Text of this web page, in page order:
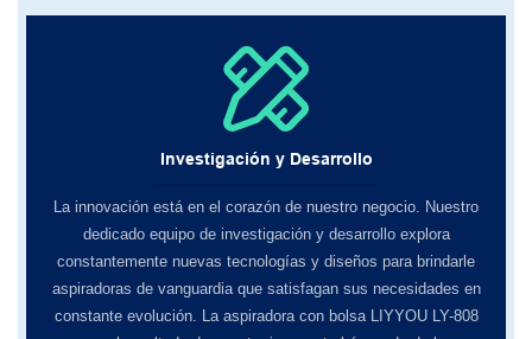
Investigación y Desarrollo
La innovación está en el corazón de nuestro negocio. Nuestro
dedicado equipo de investigación y desarrollo explora
constantemente nuevas tecnologías y diseños para brindarle
aspiradoras de vanguardia que satisfagan sus necesidades en
constante evolución. La aspiradora con bolsa LIYYOU LY-808